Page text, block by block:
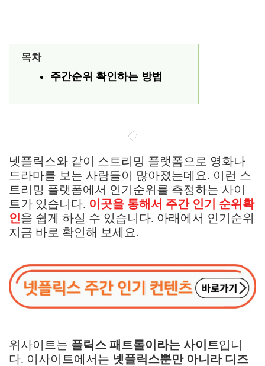
목차
주간순위 확인하는 방법
넷플릭스와 같이 스트리밍 플랫폼으로 영화나
드라마를 보는 사람들이 많아졌는데요. 이런 스
트리밍 플랫폼에서 인기순위를 측정하는 사이
트가 있습니다. 이곳을 통해서 주간 인기 순위확
인을 쉽게 하실 수 있습니다. 아래에서 인기순위
지금 바로 확인해 보세요.
위사이트는 플릭스 패트롤이라는 사이트입니
다. 이사이트에서는 넷플릭스뿐만 아니라 디즈